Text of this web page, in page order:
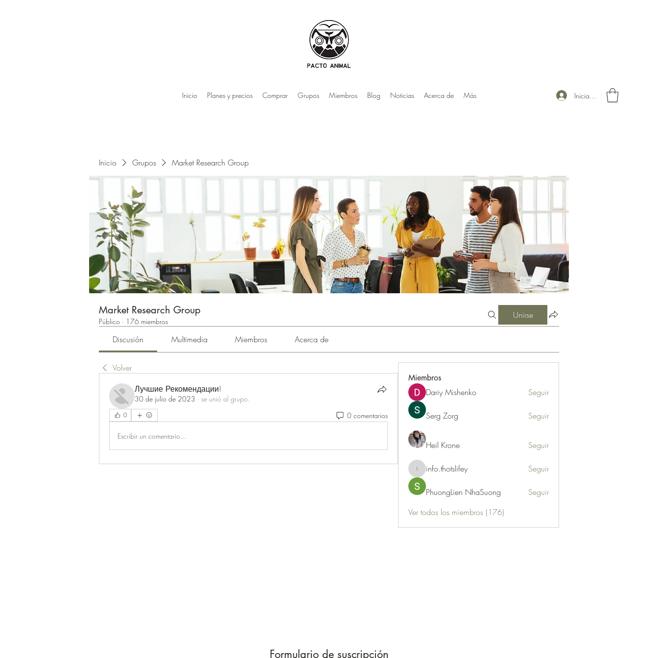
Inicio Planes y precios Comprar Grupos Miembros Blog Noticias Acerca de Más Iniciar sesión
Inicio Grupos Market Research Group
Market Research Group
Público · 176 miembros
Unirse
Discusión Multimedia Miembros Acerca de
Volver
Лучшие Рекомендации!
30 de julio de 2023 · se unió al grupo.
0 0 comentarios
Escribir un comentario...
Miembros
Dariy Mishenko Seguir
Serg Zorg Seguir
Heil Krone Seguir
info.thotslifey
info.thotslifey Seguir
PhuongLien NhaSuong
Seguir
Ver todos los miembros (176)
Formulario de suscripción